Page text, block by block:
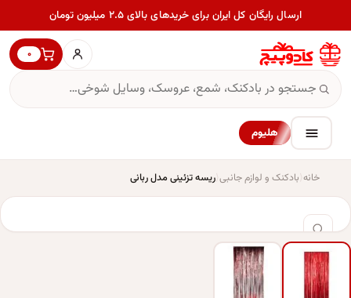
ارسال رایگان کل ایران برای خریدهای بالای ۲.۵ میلیون تومان
۰
هلیوم
خانه بادکنک و لوازم جانبی ریسه تزئینی مدل ربانی